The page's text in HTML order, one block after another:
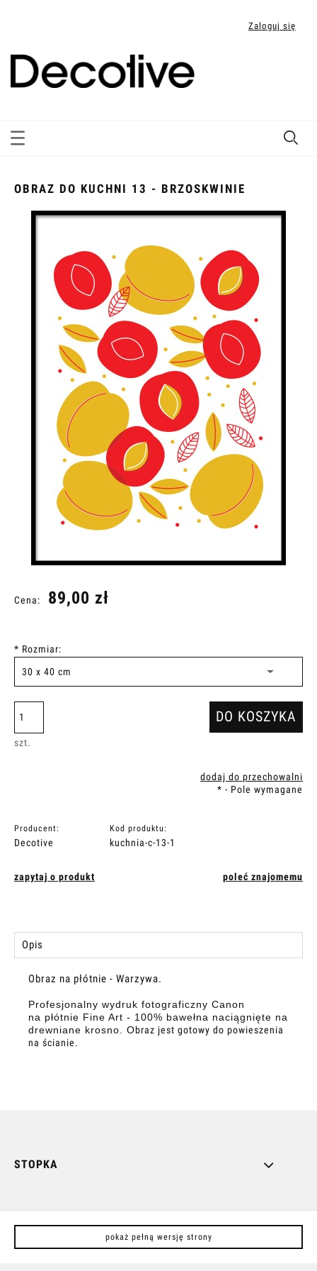
Zaloguj się
OBRAZ DO KUCHNI 13 - BRZOSKWINIE
Cena: 89,00 zł
* Rozmiar:
szt.
DO KOSZYKA
dodaj do przechowalni
* - Pole wymagane
Producent:
Decotive
Kod produktu:
kuchnia-c-13-1
zapytaj o produkt poleć znajomemu
Opis
Obraz na płótnie - Warzywa.
Profesjonalny wydruk fotograficzny Canon
na płótnie Fine Art - 100% bawełna naciągnięte na
drewniane krosno. Obraz jest gotowy do powieszenia
na ścianie.
STOPKA
pokaż pełną wersję strony